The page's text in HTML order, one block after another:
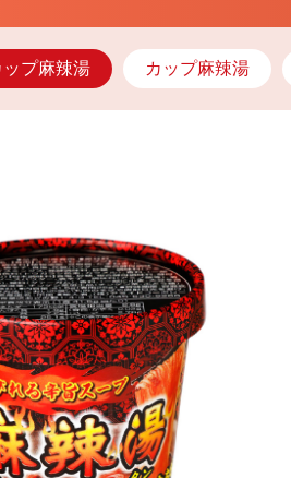
ップ麻辣湯 カップ麻辣湯